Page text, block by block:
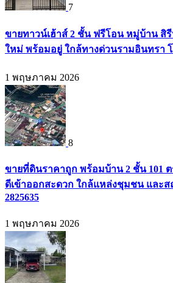
7
ขายทาวน์เฮ้าส์ 2 ชั้น ฟรีโอน หมู่บ้าน สิ
ใหม่ พร้อมอยู่ ใกล้ทางด่วนรามอินทรา โ
1 พฤษภาคม 2026
8
ขายที่ดินราคาถูก พร้อมบ้าน 2 ชั้น 101 ต
ดีเข้าออกสะดวก ใกล้แหล่งชุมชน และ
2825635
1 พฤษภาคม 2026